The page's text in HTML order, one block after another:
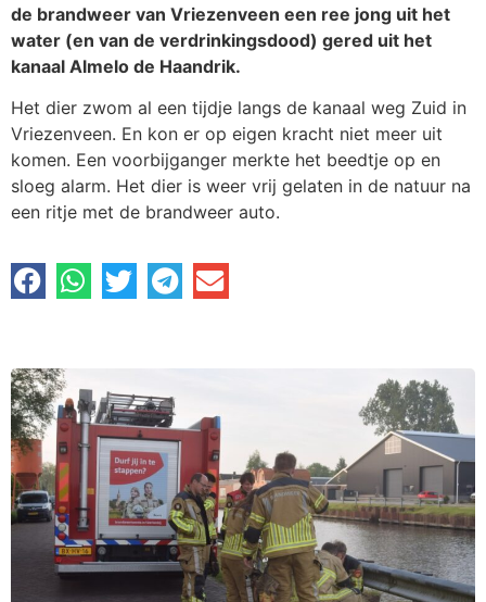
de brandweer van Vriezenveen een ree jong uit het
water (en van de verdrinkingsdood) gered uit het
kanaal Almelo de Haandrik.
Het dier zwom al een tijdje langs de kanaal weg Zuid in
Vriezenveen. En kon er op eigen kracht niet meer uit
komen. Een voorbijganger merkte het beedtje op en
sloeg alarm. Het dier is weer vrij gelaten in de natuur na
een ritje met de brandweer auto.